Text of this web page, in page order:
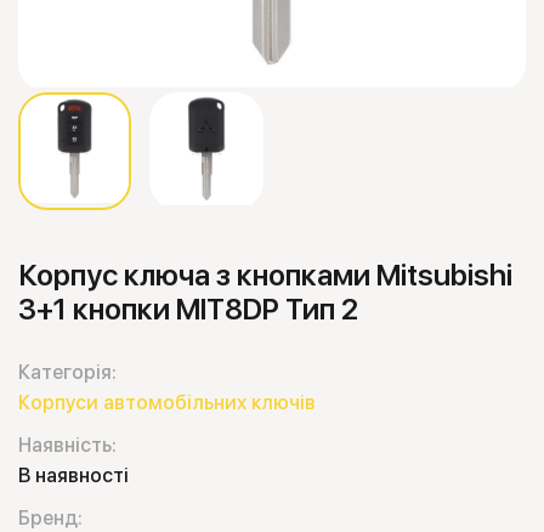
Корпус ключа з кнопками Mitsubishi
3+1 кнопки MIT8DP Тип 2
Категорія:
Корпуси автомобільних ключів
Наявність:
В наявності
Бренд: